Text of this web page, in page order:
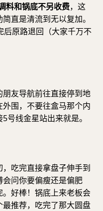
料和锅底不另收费，这
直是清流到无以复加。
后原路退回（大家千万不
友导航前往直接停到地
围，不要往盒马那个内
号线金星站出来就是。
吃完直接拿盘子伸手到
问你要偏瘦还是偏肥
好棒！锅底上来老板会
推荐，吃完了那大圆盘